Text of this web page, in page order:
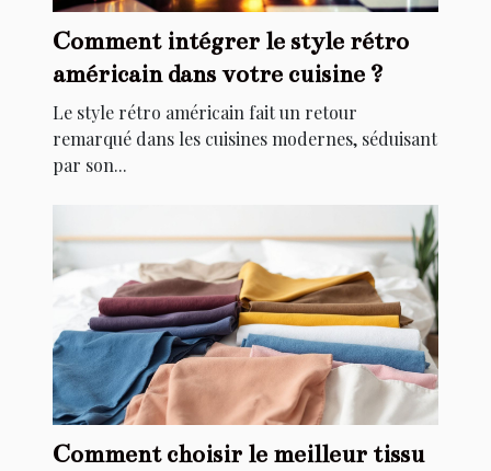
Comment intégrer le style rétro
américain dans votre cuisine ?
Le style rétro américain fait un retour
remarqué dans les cuisines modernes, séduisant
par son...
Comment choisir le meilleur tissu